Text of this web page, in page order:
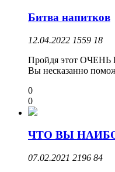
Битва напитков
12.04.2022 1559 18
Пройдя этот
Вы несказанно
0
0
ЧТО ВЫ
07.02.2021 2196 84